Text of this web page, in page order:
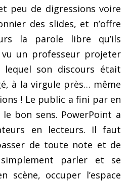
peu de digressions voire
des slides, et n’offre
la parole libre qu’ils
vu un professeur projeter
lequel son discours était
à la virgule près… même
! Le public a fini par en
bon sens. PowerPoint a
en lecteurs. Il faut
de toute note et de
parler et se
scène, occuper l’espace